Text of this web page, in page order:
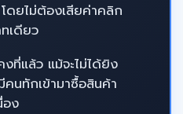
ดยไม่ต้องเสียค่าคลิก
เดียว
ที่แล้ว แม้จะไม่ได้ยิง
นทักเข้ามาซื้อสินค้า
อง